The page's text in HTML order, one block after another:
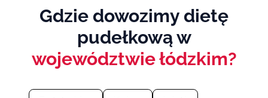
Gdzie dowozimy dietę
pudełkową w
województwie łódzkim?